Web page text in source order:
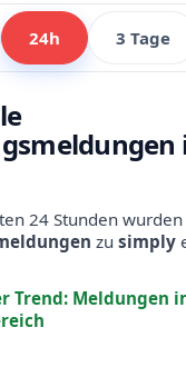
24h 3 Tage
24 Stunden
zu simply
Trend: Meldungen